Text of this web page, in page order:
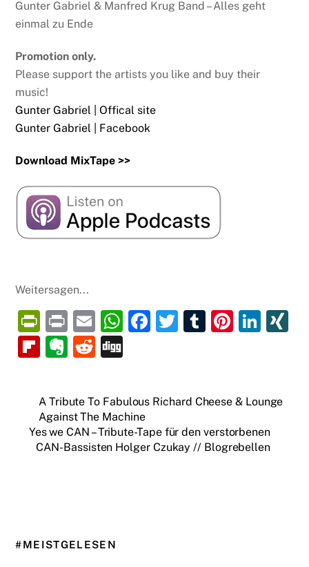
Gunter Gabriel & Manfred Krug Band – Alles geht
einmal zu Ende
Promotion only.
Please support the artists you like and buy their
music!
Gunter Gabriel | Offical site
Gunter Gabriel | Facebook
Download MixTape >>
Weitersagen...
P
ri
nt
ie
n
dl
P
ri
nt
E
m
ai
W
A
p
p
F
b
o
o
T
T
r
Pi
st
Li
dI
n
Fl
b
o
ar
d
E
er
n
ot
e
R
d
di
t
g
A Tribute To Fabulous Richard Cheese & Lounge
Against The Machine
Yes we CAN – Tribute-Tape für den verstorbenen
CAN-Bassisten Holger Czukay // Blogrebellen
#MEISTGELESEN